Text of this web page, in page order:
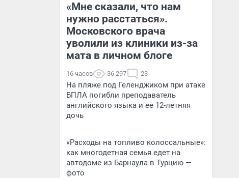
«Мне сказали, что нам
нужно расстаться».
Московского врача
уволили из клиники из-за
мата в личном блоге
16 часов 36 297 23
На пляже под Геленджиком при атаке
БПЛА погибли преподаватель
английского языка и ее 12-летняя
дочь
«Расходы на топливо колоссальные»:
как многодетная семья едет на
автодоме из Барнаула в Турцию —
фото